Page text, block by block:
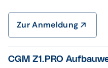
Zur Anmeldung
CGM Z1.PRO